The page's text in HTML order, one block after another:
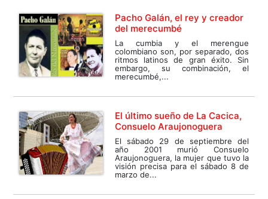
Pacho Galán, el rey y creador
del merecumbé
La cumbia y el merengue
colombiano son, por separado, dos
ritmos latinos de gran éxito. Sin
embargo, su combinación, el
merecumbé,...
El último sueño de La Cacica,
Consuelo Araujonoguera
El sábado 29 de septiembre del
año 2001 murió Consuelo
Araujonoguera, la mujer que tuvo la
visión precisa para el sábado 8 de
marzo de...